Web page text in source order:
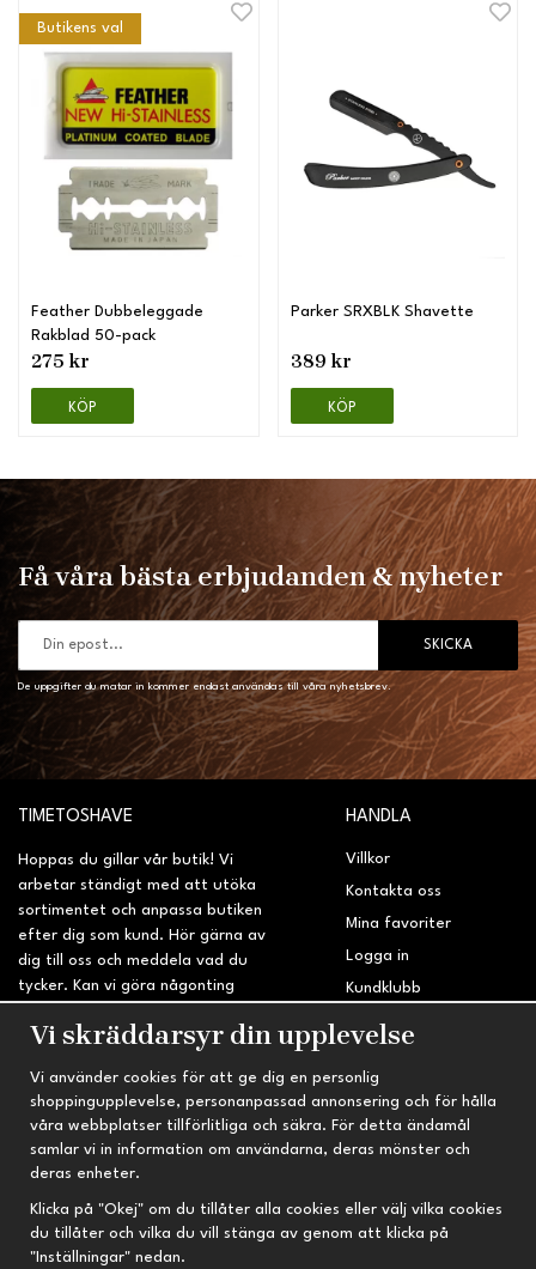
Butikens val
Feather Dubbeleggade
Rakblad 50-pack
275 kr
KÖP
Parker SRXBLK Shavette
389 kr
KÖP
Få våra bästa erbjudanden & nyheter
SKICKA
De uppgifter du matar in kommer endast användas till våra nyhetsbrev.
TIMETOSHAVE
Hoppas du gillar vår butik! Vi
arbetar ständigt med att utöka
sortimentet och anpassa butiken
efter dig som kund. Hör gärna av
dig till oss och meddela vad du
tycker. Kan vi göra någonting
sidan?
HANDLA
Villkor
Kontakta oss
Mina favoriter
Logga in
Kundklubb
Retur & Reklamation
INFORMATION
Om oss
Nyheter
Nyhetsbrev
Om cookies
TRYGG HANDEL
Fri frakt vid köp över 695 kr
Kvalitetsprodukter till kanonpris
Vi skräddarsyr din upplevelse
Vi använder cookies för att ge dig en personlig
shoppingupplevelse, personanpassad annonsering och för hålla
våra webbplatser tillförlitliga och säkra. För detta ändamål
samlar vi in information om användarna, deras mönster och
deras enheter.
Klicka på "Okej" om du tillåter alla cookies eller välj vilka cookies
du tillåter och vilka du vill stänga av genom att klicka på
"Inställningar" nedan.